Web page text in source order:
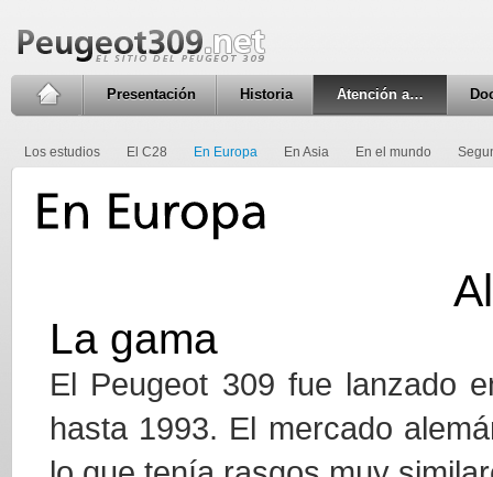
Presentación Historia Atención a…
Los estudios El C28 En Europa En Asia En el mundo
La gama
El Peugeot 309 fue lanzado
hasta 1993. El mercado